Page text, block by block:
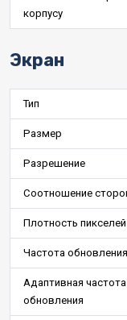
корпусу
Экран
Тип
Размер
Разрешение
Соотношение
Плотность пикселей
Частота обновления
Адаптивная частота
обновления